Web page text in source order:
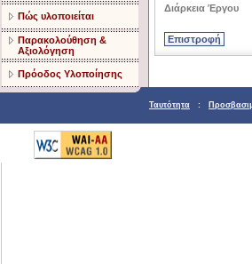
Πώς υλοποιείται
Παρακολούθηση &
Αξιολόγηση
Πρόοδος Υλοποίησης
Διάρκεια Έργου
Ταυτότητα :